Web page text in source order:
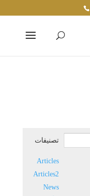
تصنيفات
Articles
Articles2
News